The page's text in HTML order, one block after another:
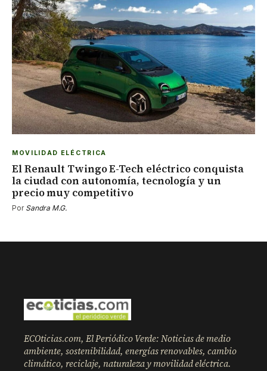
MOVILIDAD ELÉCTRICA
El Renault Twingo E-Tech eléctrico conquista
la ciudad con autonomía, tecnología y un
precio muy competitivo
Por Sandra M.G.
ECOticias.com, El Periódico Verde: Noticias de medio
ambiente, sostenibilidad, energías renovables, cambio
climático, reciclaje, naturaleza y movilidad eléctrica.